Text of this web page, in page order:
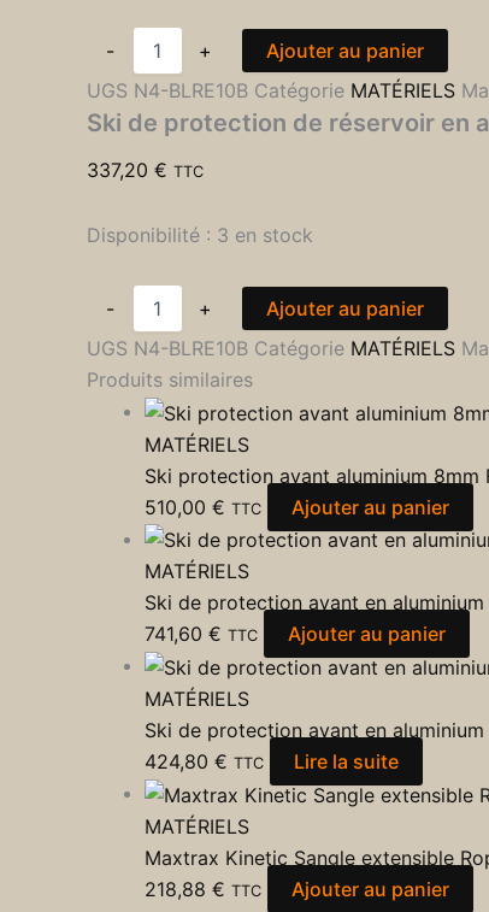
- +
Ajouter au panier
UGS N4-BLRE10B Catégorie MATÉRIELS
Ski de protection de réservoir en
337,20 € TTC
Disponibilité : 3 en stock
- +
Ajouter au panier
UGS N4-BLRE10B Catégorie MATÉRIELS
Produits similaires
MATÉRIELS
Ski protection avant aluminium
510,00 € TTC Ajouter au panier
MATÉRIELS
Ski de protection avant en
741,60 € TTC
Ajouter au panier
MATÉRIELS
Ski de protection avant en
424,80 € TTC Lire la suite
MATÉRIELS
Maxtrax Kinetic Sangle extensible
218,88 € TTC Ajouter au panier